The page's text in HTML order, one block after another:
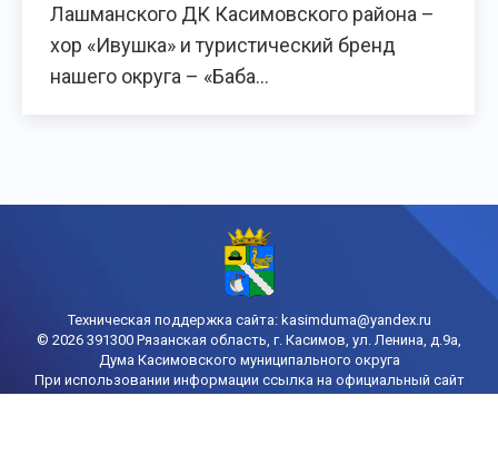
Лашманского ДК Касимовского района –
хор «Ивушка» и туристический бренд
нашего округа – «Баба…
Техническая поддержка сайта: kasimduma@yandex.ru
© 2026 391300 Рязанская область, г. Касимов, ул. Ленина, д.9а,
Дума Касимовского муниципального округа
При использовании информации ссылка на официальный сайт
городской Думы Касимова обязательна